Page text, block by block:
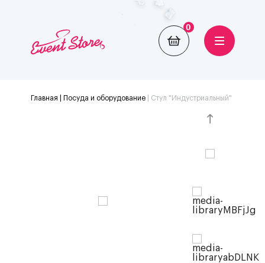
0
Главная | Посуда и оборудование| Стул "Индустриальный"